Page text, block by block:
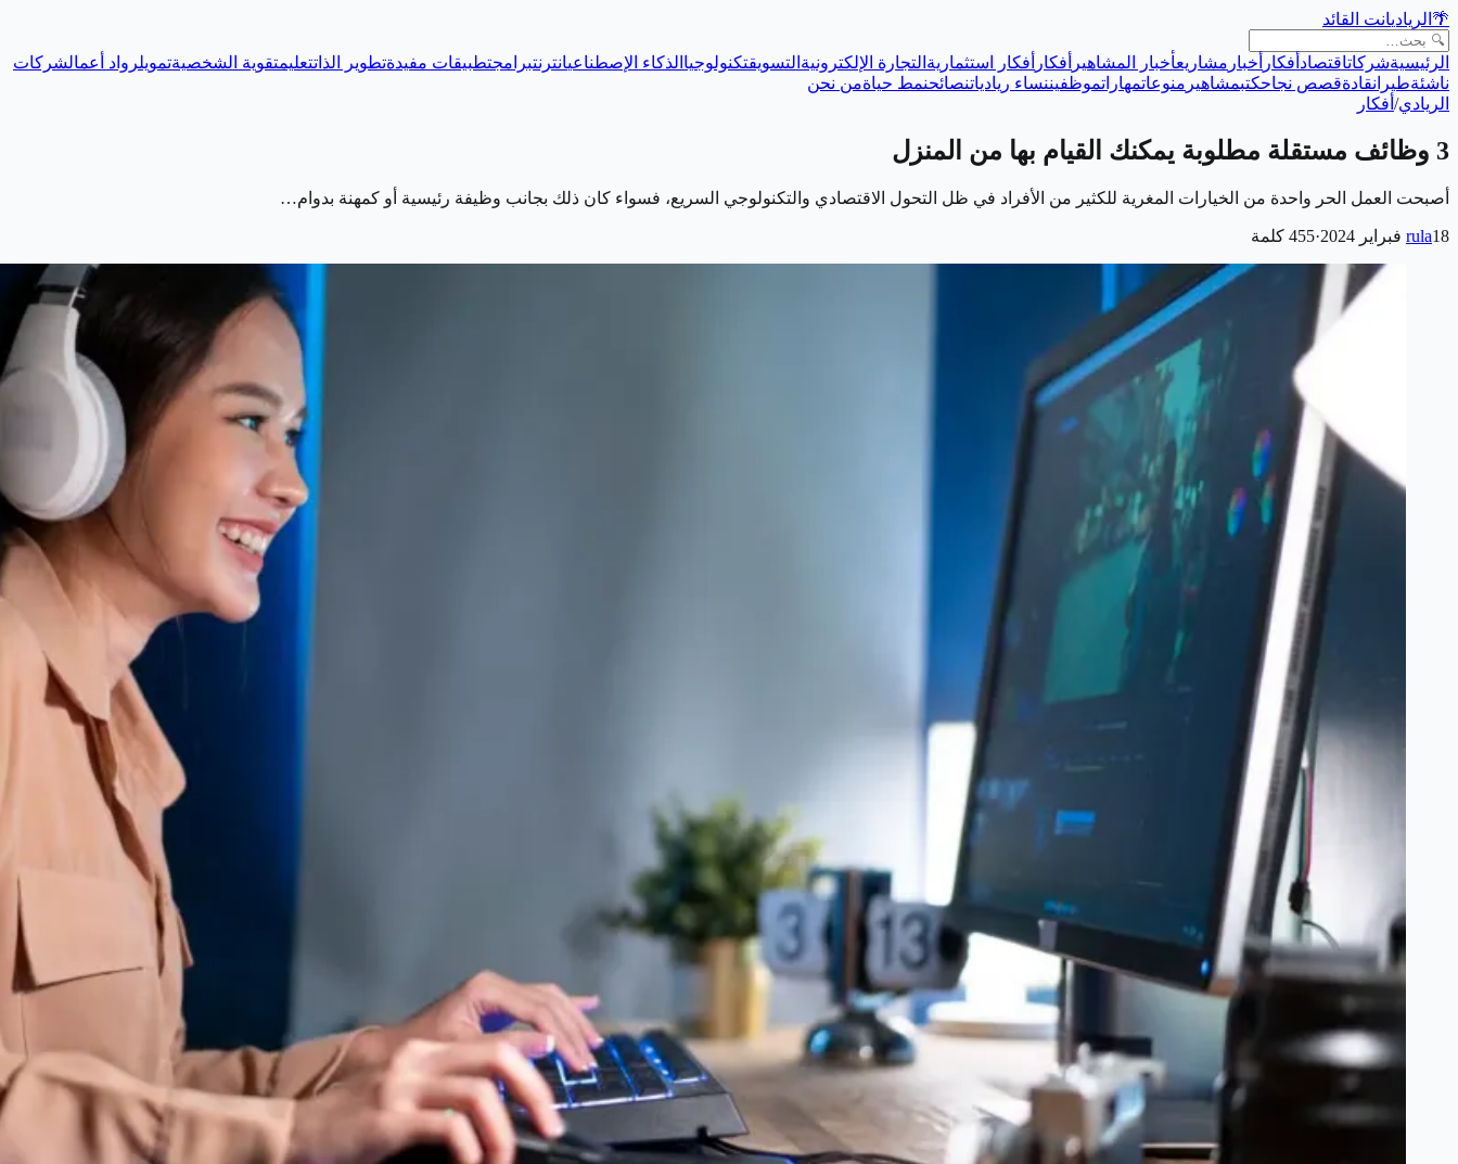
🌴 الرياديانت القائد
الرئيسيةشركاتاقتصاد أفكار أخبار مشاريعأخبار المشاهير أفكار أفكار استثمارية التجارة الإلكترونية التسويقتكنولوجيا الذكاء الإصطناعيانترنتبرامجتطبيقات مفيدةتطوير الذاتتعليمتقوية الشخصيةتمويلرواد أعمالشركات
ناشئةطيرانقادةقصص نجاحكتبمشاهير منوعاتمهاراتموظفيننساء ريادياتنصائحنمط حياةمن نحن
الريادي/ أفكار
3 وظائف مستقلة مطلوبة يمكنك القيام بها من المنزل
أصبحت العمل الحر واحدة من الخيارات المغرية للكثير من الأفراد في ظل التحول الاقتصادي والتكنولوجي السريع، فسواء كان ذلك بجانب وظيفة رئيسية أو كمهنة بدوام…
rula18 فبراير 2024 ·
455 كلمة